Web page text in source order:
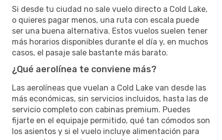
Si desde tu ciudad no sale vuelo directo a Cold Lake,
o quieres pagar menos, una ruta con escala puede
ser una buena alternativa. Estos vuelos suelen tener
más horarios disponibles durante el día y, en muchos
casos, el pasaje sale bastante más barato.
¿Qué aerolínea te conviene más?
Las aerolíneas que vuelan a Cold Lake van desde las
más económicas, sin servicios incluidos, hasta las de
servicio completo con cabinas premium. Puedes
fijarte en el equipaje permitido, qué tan cómodos son
los asientos y si el vuelo incluye alimentación para